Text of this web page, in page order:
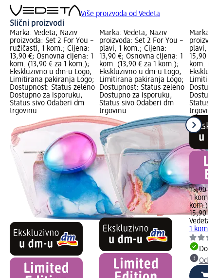
Više proizvoda od Vedeta
Slični proizvodi
Marka: Vedeta; Naziv
proizvoda: Set 2 For You –
ružičasti, 1 kom.; Cijena:
13,90 €; Osnovna cijena: 1
kom. (13,90 € za 1 kom.);
Ekskluzivno u dm-u Logo,
Limitirana pakiranja Logo;
Dostupnost: Status zeleno
Dostupno za isporuku,
Status sivo Odaberi dm
trgovinu
Marka: Vedeta; Naziv
proizvoda: Set 2 For You –
plavi, 1 kom.; Cijena:
13,90 €; Osnovna cijena: 1
kom. (13,90 € za 1 kom.);
Ekskluzivno u dm-u Logo,
Limitirana pakiranja Logo;
Dostupnost: Status zeleno
Dostupno za isporuku,
Status sivo Odaberi dm
trgovinu
Marka:
plavi, 1
15,90 €;
kom.
Status
trgovinu
15,90 €
1 kom.
kom.)
15,90 €
Vedeta
1 kom.